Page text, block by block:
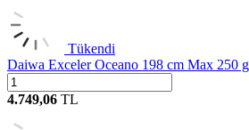
Tükendi
Daiwa Exceler Oceano 198 cm Max 250
4.749,06 TL